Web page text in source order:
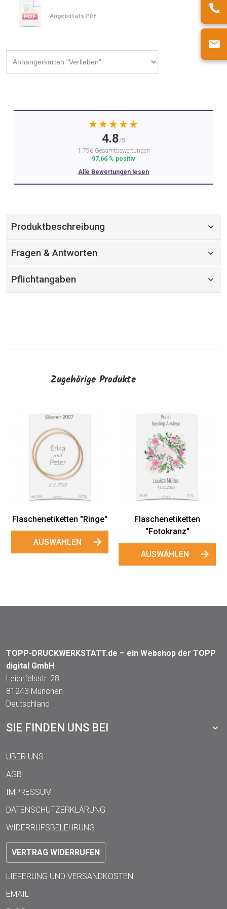
Angebot als PDF
★★★★★
4.8/5
1.796 Gesamtbewertungen
97,66 % positiv
Alle Bewertungen lesen
Produktbeschreibung
Fragen & Antworten
Pflichtangaben
Zugehörige Produkte
Flaschenetiketten "Ringe"
AUSWÄHLEN
Flaschenetiketten
"Fotokranz"
AUSWÄHLEN
TOPP-DRUCKWERKSTATT.de – ein Webshop der TOPP
digital GmbH
Leienfelsstr. 28
81243 München
Deutschland
SIE FINDEN UNS BEI
ÜBER UNS
AGB
IMPRESSUM
DATENSCHUTZERKLÄRUNG
WIDERRUFSBELEHRUNG
VERTRAG WIDERRUFEN
LIEFERUNG UND VERSANDKOSTEN
EMAIL